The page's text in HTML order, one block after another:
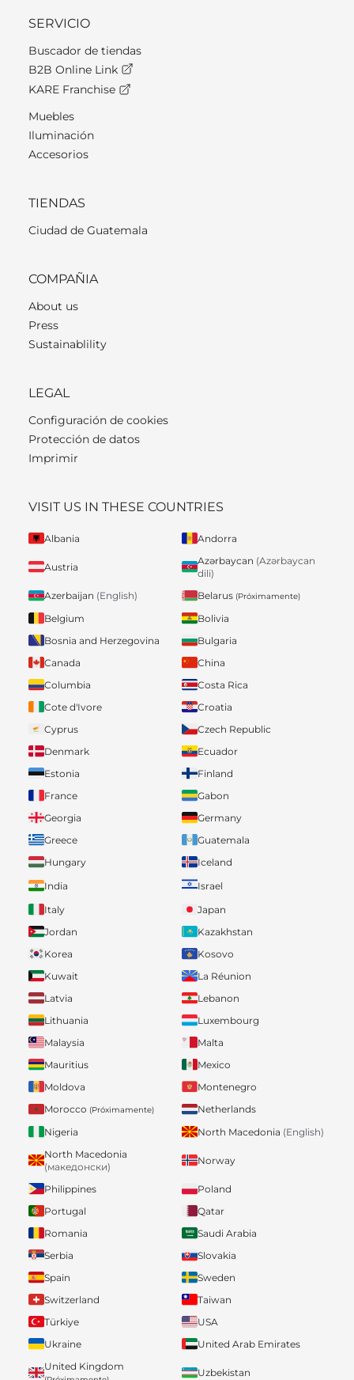
SERVICIO
Buscador de tiendas
B2B Online Link
KARE Franchise
Muebles
Iluminación
Accesorios
TIENDAS
Ciudad de Guatemala
COMPAÑIA
About us
Press
Sustainablility
LEGAL
Configuración de cookies
Protección de datos
Imprimir
VISIT US IN THESE COUNTRIES
Albania Andorra
Austria
Azərbaycan (Azərbaycan
dili)
Azerbaijan (English) Belarus (Próximamente)
Belgium
Bolivia
Bosnia and Herzegovina
Bulgaria
Canada
China
Columbia
Costa Rica
Cote d'Ivore
Croatia
Cyprus
Czech Republic
Denmark
Ecuador
Estonia
Finland
France
Gabon
Georgia
Germany
Greece
Guatemala
Hungary
Iceland
India
Israel
Italy
Japan
Jordan
Kazakhstan
Korea
Kosovo
Kuwait
La Réunion
Latvia
Lebanon
Lithuania
Luxembourg
Malaysia
Malta
Mauritius
Mexico
Moldova
Montenegro
Morocco (Próximamente)
Netherlands
Nigeria
North Macedonia (English)
North Macedonia
(македонски)
Norway
Philippines
Poland
Portugal
Qatar
Romania
Saudi Arabia
Serbia
Slovakia
Spain
Sweden
Switzerland
Taiwan
Türkiye
USA
Ukraine
United Arab Emirates
United Kingdom
Uzbekistan